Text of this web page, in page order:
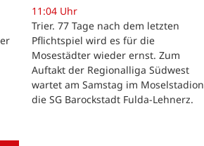
11:04 Uhr
Trier. 77 Tage nach dem letzten
Pflichtspiel wird es für die
Mosestädter wieder ernst. Zum
Auftakt der Regionalliga Südwest
wartet am Samstag im Moselstadion
die SG Barockstadt Fulda-Lehnerz.